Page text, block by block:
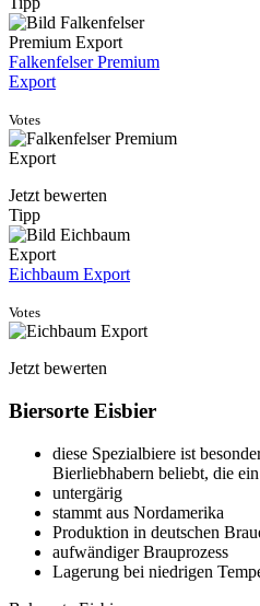
Falkenfelser Premium
Export
Votes
Jetzt bewerten
Tipp
Eichbaum Export
Votes
Jetzt bewerten
Biersorte Eisbier
diese Spezialbiere ist
Bierliebhabern beliebt, die
untergärig
stammt aus Nordamerika
Produktion in deutschen
aufwändiger Brauprozess
Lagerung bei niedrigen